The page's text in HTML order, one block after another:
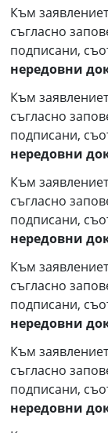
Към
съгласно
подписани,
нередовни
Към
съгласно
подписани,
нередовни
Към
съгласно
подписани,
нередовни
Към
съгласно
подписани,
нередовни
Към
съгласно
подписани,
нередовни